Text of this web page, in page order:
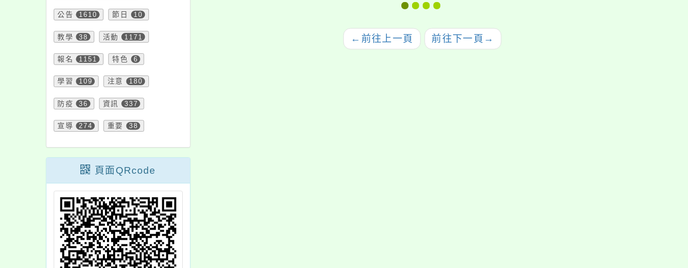
公告 1610 節日 10
教學 38 活動 1171
報名 1151 特色 6
學習 109 注意 180
防疫 36 資訊 337
宣導 274 重要 38
頁面QRcode
露機制一案
19疫苗接種計畫」 114年9月1日整合至
關網站
← 前往上一頁 前往下一頁 →